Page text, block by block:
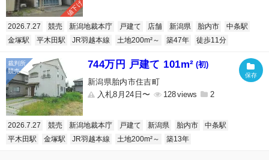
値下げ
2026.7.27 競売 新潟地裁本庁 戸建て 店舗 新潟県 胎内市
中条駅
金塚駅
平木田駅 JR羽越本線 土地200m²～ 築47年 徒歩11分
744万円 戸建て 101m² (初)
新潟県胎内市住吉町
入札8月24日〜
128 2
2026.7.27 競売 新潟地裁本庁 戸建て 新潟県 胎内市
中条駅
平木田駅
金塚駅 JR羽越本線 土地200m²～ 築13年